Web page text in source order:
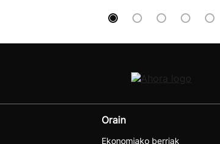
Orain
Ekonomiako berriak